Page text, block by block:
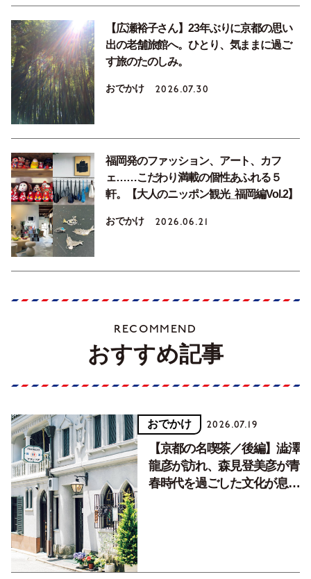
【広瀬裕子さん】23年ぶりに京都の思い
出の老舗旅館へ。ひとり、気ままに過ご
す旅のたのしみ。
おでかけ 2026.07.30
福岡発のファッション、アート、カフ
ェ……こだわり満載の個性あふれる５
軒。【大人のニッポン観光_福岡編Vol.2】
おでかけ 2026.06.21
RECOMMEND
おすすめ記事
おでかけ 2026.07.19
【京都の名喫茶／後編】澁澤
龍彦が訪れ、森見登美彦が青
春時代を過ごした文化が息づ